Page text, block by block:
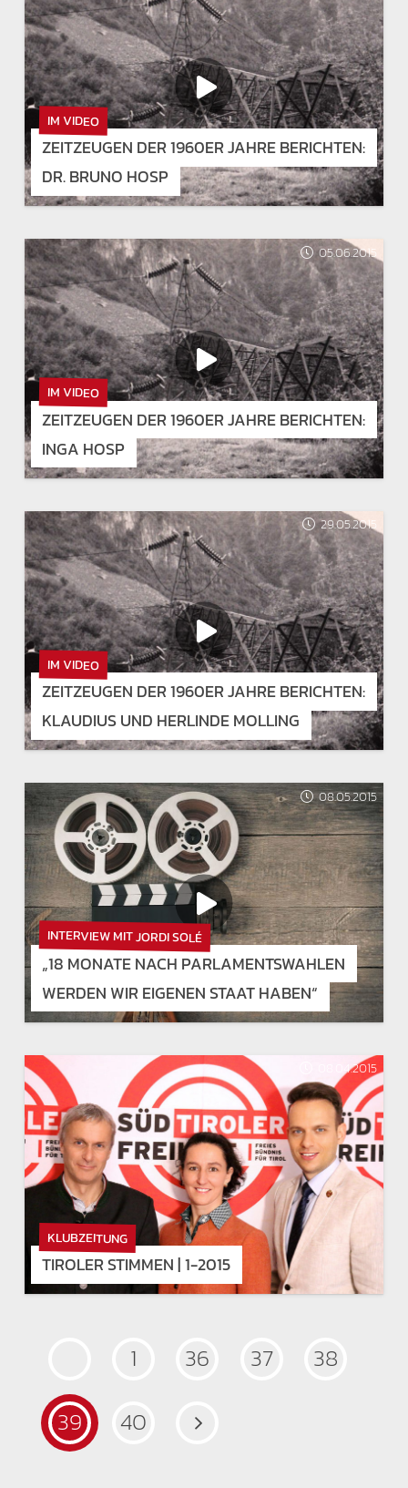
IM VIDEO
ZEITZEUGEN DER 1960ER JAHRE BERICHTEN:
DR. BRUNO HOSP
05.06.2015
IM VIDEO
ZEITZEUGEN DER 1960ER JAHRE BERICHTEN:
INGA HOSP
29.05.2015
IM VIDEO
ZEITZEUGEN DER 1960ER JAHRE BERICHTEN:
KLAUDIUS UND HERLINDE MOLLING
08.05.2015
INTERVIEW MIT JORDI SOLÉ
„18 MONATE NACH PARLAMENTSWAHLEN
WERDEN WIR EIGENEN STAAT HABEN“
08.04.2015
KLUBZEITUNG
TIROLER STIMMEN | 1-2015
1 36 37
38
39
40